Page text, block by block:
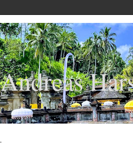
Andreas